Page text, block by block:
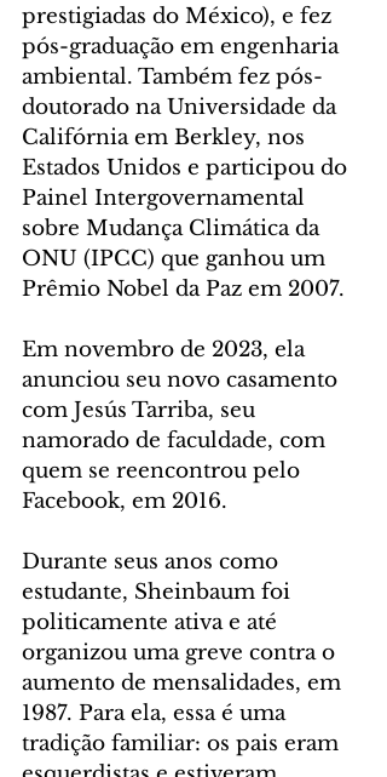
prestigiadas do México), e fez
pós-graduação em engenharia
ambiental. Também fez pós-
doutorado na Universidade da
Califórnia em Berkley, nos
Estados Unidos e participou do
Painel Intergovernamental
sobre Mudança Climática da
ONU (IPCC) que ganhou um
Prêmio Nobel da Paz em 2007.
Em novembro de 2023, ela
anunciou seu novo casamento
com Jesús Tarriba, seu
namorado de faculdade, com
quem se reencontrou pelo
Facebook, em 2016.
Durante seus anos como
estudante, Sheinbaum foi
politicamente ativa e até
organizou uma greve contra o
aumento de mensalidades, em
1987. Para ela, essa é uma
tradição familiar: os pais eram